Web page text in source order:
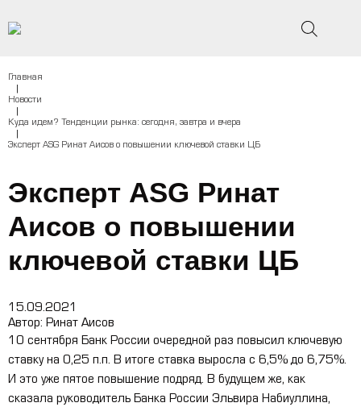
Главная
Новости
Куда идем? Тенденции рынка: сегодня, завтра и вчера
Эксперт ASG Ринат Аисов о повышении ключевой ставки ЦБ
Эксперт ASG Ринат
Аисов о повышении
ключевой ставки ЦБ
15.09.2021
Автор: Ринат Аисов
10 сентября Банк России очередной раз повысил ключевую
ставку на 0,25 п.п. В итоге ставка выросла с 6,5% до 6,75%.
И это уже пятое повышение подряд. В будущем же, как
сказала руководитель Банка России Эльвира Набиуллина,